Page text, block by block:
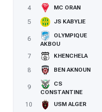
4
MC ORAN
5
JS KABYLIE
6
OLYMPIQUE
AKBOU
7 KHENCHELA
8
BEN AKNOUN
9
CS
CONSTANTINE
10 USM ALGER